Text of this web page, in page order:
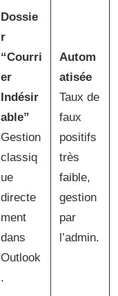
Dossie
r
“Courri
er
Indésir
able”
Gestion
classiq
ue
directe
ment
dans
Outlook
.
Autom
atisée
Taux de
faux
positifs
très
faible,
gestion
par
l’admin.